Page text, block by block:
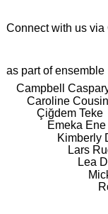
Connect with us via
as part of ensemble
Campbell
Caroline Cousin
Çiğdem Teke
Emeka Ene
Kimberly
Lars
Lea